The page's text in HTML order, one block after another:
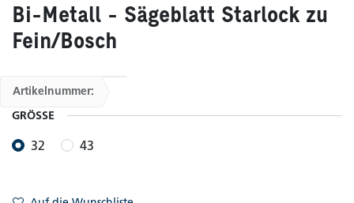
Bi-Metall - Sägeblatt Starlock zu
Fein/Bosch
Artikelnummer:
GRÖSSE
32 43